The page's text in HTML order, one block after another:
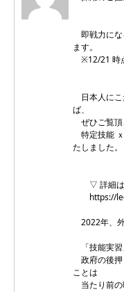
即戦力に
ます。
※12/21 時
日本人にこ
ば、
ぜひご覧頂
特定技能
たしました。
▽ 詳細は
https://
2022年、
「技能実習
政府の後押
ことは
当たり前の